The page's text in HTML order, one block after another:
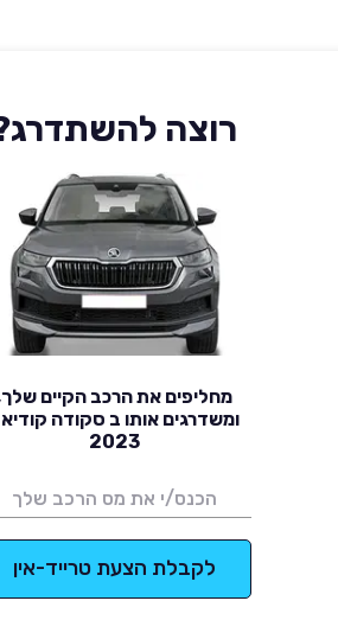
רוצה
מחליפים את הרכב הקיים
ומשדרגים אותו ב סקודה
2023
לקבלת הצעת טרייד-אין